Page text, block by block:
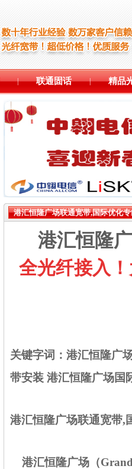
| 联通固话 | 精品
港汇恒隆广场联通宽带,国际优化
港汇恒隆
全光纤接入
关键字词： 港汇恒隆广
带安装 港汇恒隆广场国
港汇恒隆广场联通宽带,
港汇恒隆广场（